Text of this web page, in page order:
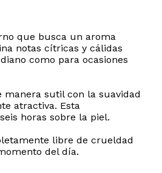
que busca un aroma
notas cítricas y cálidas
como para ocasiones
sutil con la suavidad
atractiva. Esta
horas sobre la piel.
libre de crueldad
del día.